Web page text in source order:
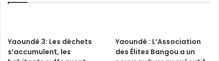
Yaoundé 3: Les déchets
s’accumulent, les
Yaoundé : L’Association
des Élites Bangou a un